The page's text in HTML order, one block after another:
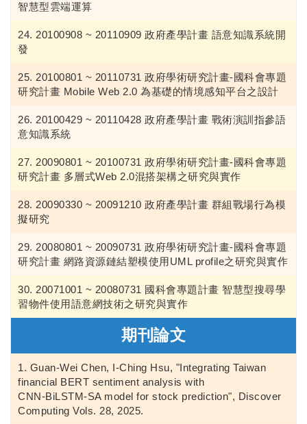
智慧型雲端運算
20100908 ~ 20110909 政府產學計畫 語意知識系統開
發
20100801 ~ 20110731 政府學術研究計畫-國科會專題
研究計畫 Mobile Web 2.0 為基礎的情境感知平台之設計
20100429 ~ 20110428 政府產學計畫 戰術演訓指參語
意知識系統
20090801 ~ 20100731 政府學術研究計畫-國科會專題
研究計畫 多層式Web 2.0混搭架構之研究與實作
20090330 ~ 20091210 政府產學計畫 群組戰場行為模
擬研究
20080801 ~ 20090731 政府學術研究計畫-國科會專題
研究計畫 網路資源鏈結塑模使用UML profile之研究與實作
20071001 ~ 20080731 國科會專題計畫 智慧型搜尋學
習物件使用語意網技術之研究與實作
期刊論文
Guan‑Wei Chen, I‑Ching Hsu, "Integrating Taiwan
financial BERT sentiment analysis with
CNN‑BiLSTM‑SA model for stock prediction", Discover
Computing Vols. 28, 2025.